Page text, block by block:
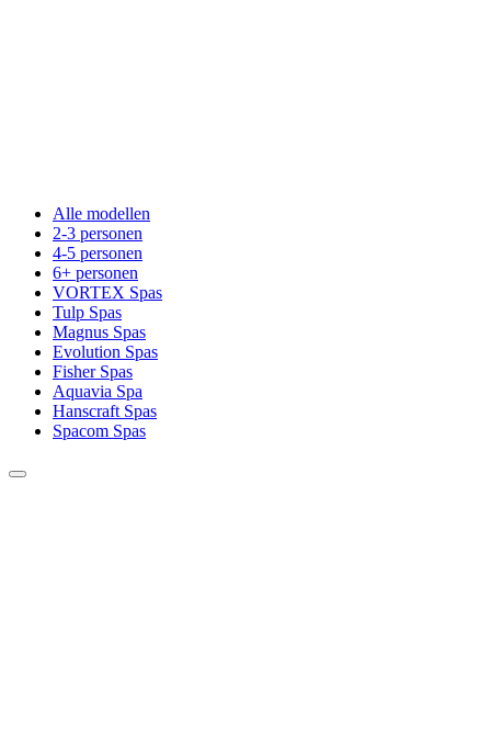
Alle modellen
2-3 personen
4-5 personen
6+ personen
VORTEX Spas
Tulp Spas
Magnus Spas
Evolution Spas
Fisher Spas
Aquavia Spa
Hanscraft Spas
Spacom Spas